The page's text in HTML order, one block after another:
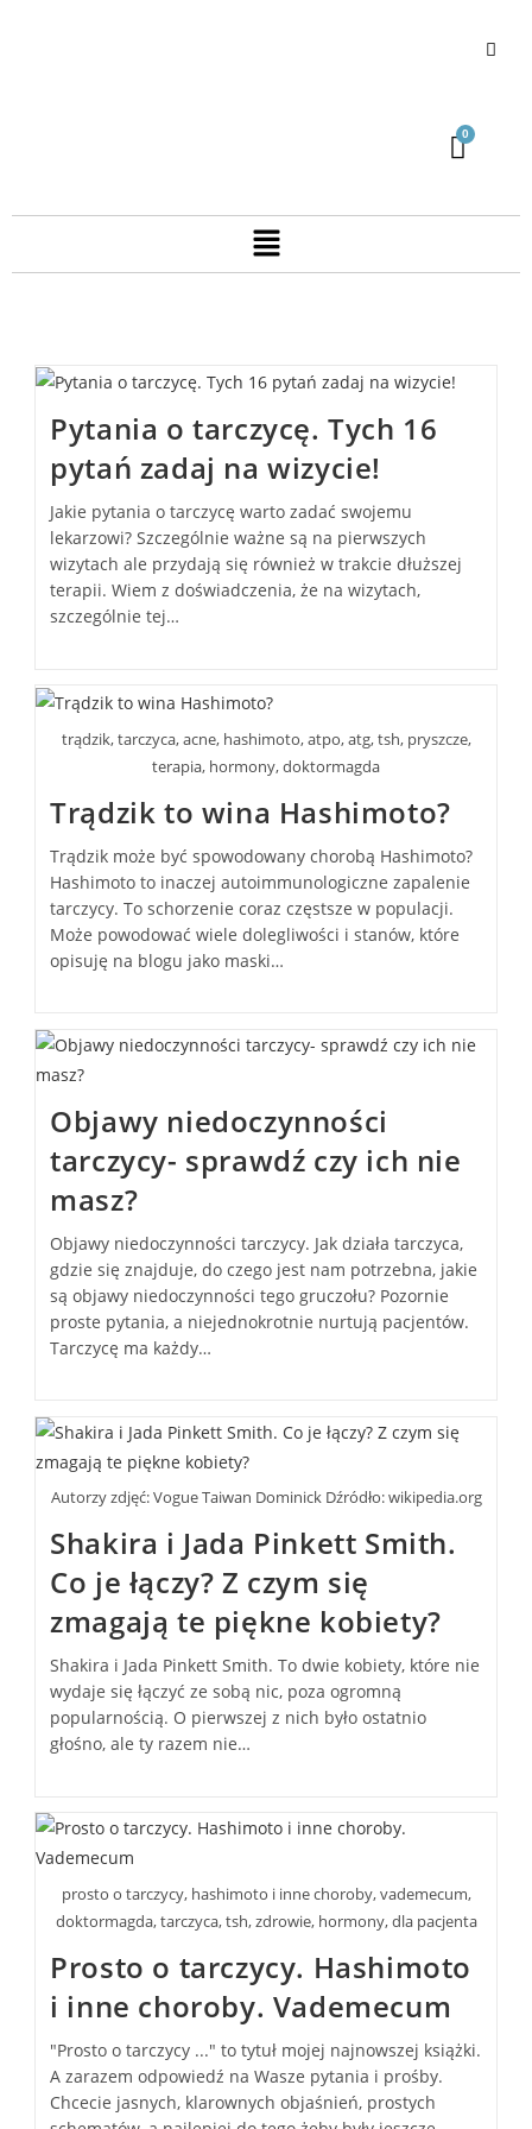
Pytania o tarczycę. Tych 16
pytań zadaj na wizycie!
Jakie pytania o tarczycę warto zadać swojemu
lekarzowi? Szczególnie ważne są na pierwszych
wizytach ale przydają się również w trakcie dłuższej
terapii. Wiem z doświadczenia, że na wizytach,
szczególnie tej…
trądzik, tarczyca, acne, hashimoto, atpo, atg, tsh, pryszcze,
terapia, hormony, doktormagda
Trądzik to wina Hashimoto?
Trądzik może być spowodowany chorobą Hashimoto?
Hashimoto to inaczej autoimmunologiczne zapalenie
tarczycy. To schorzenie coraz częstsze w populacji.
Może powodować wiele dolegliwości i stanów, które
opisuję na blogu jako maski…
Objawy niedoczynności
tarczycy- sprawdź czy ich nie
masz?
Objawy niedoczynności tarczycy. Jak działa tarczyca,
gdzie się znajduje, do czego jest nam potrzebna, jakie
są objawy niedoczynności tego gruczołu? Pozornie
proste pytania, a niejednokrotnie nurtują pacjentów.
Tarczycę ma każdy…
Autorzy zdjęć: Vogue Taiwan Dominick Dźródło: wikipedia.org
Shakira i Jada Pinkett Smith.
Co je łączy? Z czym się
zmagają te piękne kobiety?
Shakira i Jada Pinkett Smith. To dwie kobiety, które nie
wydaje się łączyć ze sobą nic, poza ogromną
popularnością. O pierwszej z nich było ostatnio
głośno, ale ty razem nie…
prosto o tarczycy, hashimoto i inne choroby, vademecum,
doktormagda, tarczyca, tsh, zdrowie, hormony, dla pacjenta
Prosto o tarczycy. Hashimoto
i inne choroby. Vademecum
"Prosto o tarczycy ..." to tytuł mojej najnowszej książki.
A zarazem odpowiedź na Wasze pytania i prośby.
Chcecie jasnych, klarownych objaśnień, prostych